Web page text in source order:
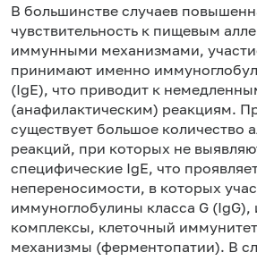
В большинстве случаев
чувствительность к пищевым
иммунными механизмами,
принимают именно
(IgE), что приводит к
(анафилактическим) реакциям.
существует большое количество
реакций, при которых не
специфические IgE, что
непереносимости, в которых
иммуноглобулины класса G
комплексы, клеточный
механизмы (ферментопатии). В